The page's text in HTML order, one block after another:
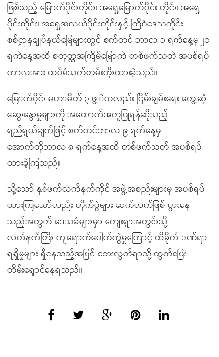
ဖြစ်သည့် မြောက်ပိုင်းတိုင်း၊ အရှေ့မြောက်ပိုင်း တိုင်း၊ အရှေ့
ပိုင်းတိုင်း၊ အရှေ့အလယ်ပိုင်းတိုင်းနှင့် တြိဂံဒေသတိုင်း
စစ်ဌာနချုပ်နယ်မြေများတွင် စက်တင် ဘာလ ၁ ရက်နေ့မှ ၂၁
ရက်နေ့အထိ စတုတ္ထအကြိမ်မြောက် တစ်ဖက်သတ် အပစ်ရပ်
ကာလအား ထပ်မံသက်တမ်းတိုးထားခဲ့သည်။
မြောက်ပိုင်း မဟာမိတ် ၃ ဖွ့ဲကလည်း ငြိမ်းချမ်းရေး တွေ့ဆုံ
ဆွေးနွေးမှုများကို အထောက်အကူပြုရန်ဆိုသည့်
ရည်ရွယ်ချက်ဖြင့် စက်တင်ဘာလ ၉ ရက်နေ့မှ
အောက်တိုဘာလ ၈ ရက်နေ့အထိ တစ်ဖက်သတ် အပစ်ရပ်
ထားခဲ့ကြသည်။
သို့သော် နှစ်ဖက်လက်နက်ကိုင် အဖွဲ့အစည်းများမှ အပစ်ရပ်
ထားကြသော်လည်း တိုက်ပွဲများ ဆက်လက်ဖြစ် ပွားနေ
သည့်အတွက် ဒေသခံများမှာ ကျေးရွာအတွင်းသို့
လက်နက်ကြီး ကျရောက်ပေါက်ကွဲမှုကြောင့် ထိခိုက် ဒဏ်ရာ
ရရှိမှုများ ရှိနေသည့်အပြင် ဘေးလွတ်ရာသို့ ထွက်ပြေး
တိမ်းရှောင်နေရသည်။